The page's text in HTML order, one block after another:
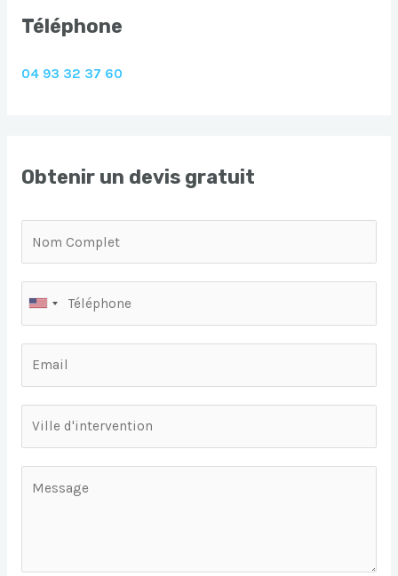
Téléphone
04 93 32 37 60
Obtenir un devis gratuit